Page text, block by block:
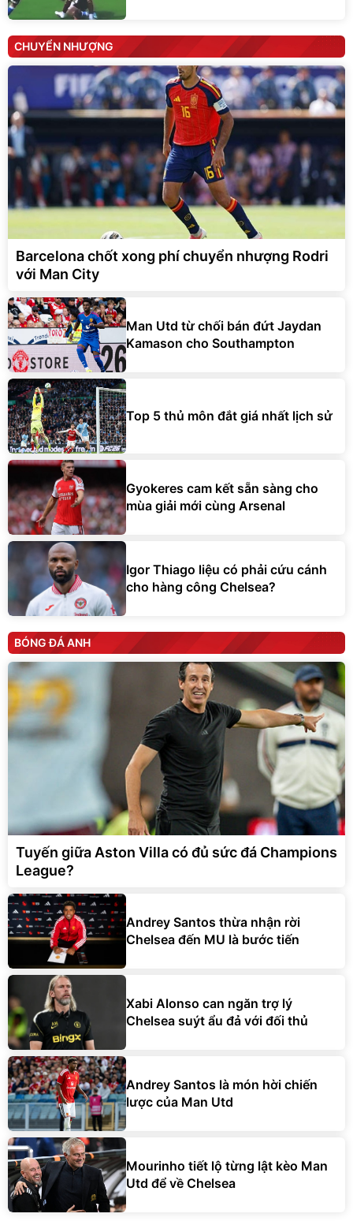
CHUYỂN NHƯỢNG
Barcelona chốt xong phí chuyển nhượng Rodri
với Man City
Man Utd từ chối bán đứt Jaydan
Kamason cho Southampton
Top 5 thủ môn đắt giá nhất lịch sử
Gyokeres cam kết sẵn sàng cho
mùa giải mới cùng Arsenal
Igor Thiago liệu có phải cứu cánh
cho hàng công Chelsea?
BÓNG ĐÁ ANH
Tuyến giữa Aston Villa có đủ sức đá Champions
League?
Andrey Santos thừa nhận rời
Chelsea đến MU là bước tiến
Xabi Alonso can ngăn trợ lý
Chelsea suýt ẩu đả với đối thủ
Andrey Santos là món hời chiến
lược của Man Utd
Mourinho tiết lộ từng lật kèo Man
Utd để về Chelsea